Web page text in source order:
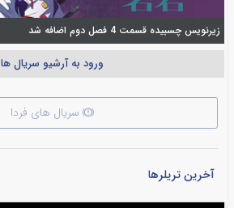
زیرنویس چسبیده قسمت 4 فصل دوم اضافه شد
ورود به آرشیو سریال ها
سریال های فردا
آخرین تریلرها